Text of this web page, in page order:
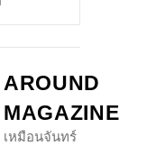
AROUND
MAGAZINE
เหมือนจันทร์